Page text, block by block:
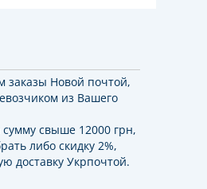
заказы Новой почтой,
из Вашего
сумму свыше 12000 грн,
либо скидку 2%,
доставку Укрпочтой.